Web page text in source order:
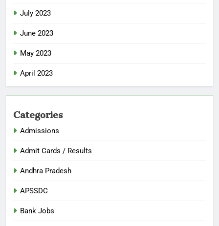
July 2023
June 2023
May 2023
April 2023
Categories
Admissions
Admit Cards / Results
Andhra Pradesh
APSSDC
Bank Jobs